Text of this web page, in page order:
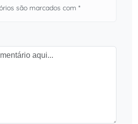
são marcados com *